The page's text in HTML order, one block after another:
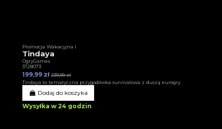
Promocja Wakacyjna I
Tindaya
OgryGames
3T28073
199,99 zł 239,99 zł
Tindaya to tematyczna przygodówka survivalowa z duszą eurogry.
Dodaj do koszyka
Wysyłka w 24 godzin